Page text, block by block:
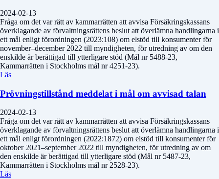
2024-02-13
Fråga om det var rätt av kammarrätten att avvisa Försäkringskassans
överklagande av förvaltningsrättens beslut att överlämna handlingarna i
ett mål enligt förordningen (2023:108) om elstöd till konsumenter för
november–december 2022 till myndigheten, för utredning av om den
enskilde är berättigad till ytterligare stöd (Mål nr 5488-23,
Kammarrätten i Stockholms mål nr 4251-23).
Läs
Prövningstillstånd meddelat i mål om avvisad talan
2024-02-13
Fråga om det var rätt av kammarrätten att avvisa Försäkringskassans
överklagande av förvaltningsrättens beslut att överlämna handlingarna i
ett mål enligt förordningen (2022:1872) om elstöd till konsumenter för
oktober 2021–september 2022 till myndigheten, för utredning av om
den enskilde är berättigad till ytterligare stöd (Mål nr 5487-23,
Kammarrätten i Stockholms mål nr 2528-23).
Läs